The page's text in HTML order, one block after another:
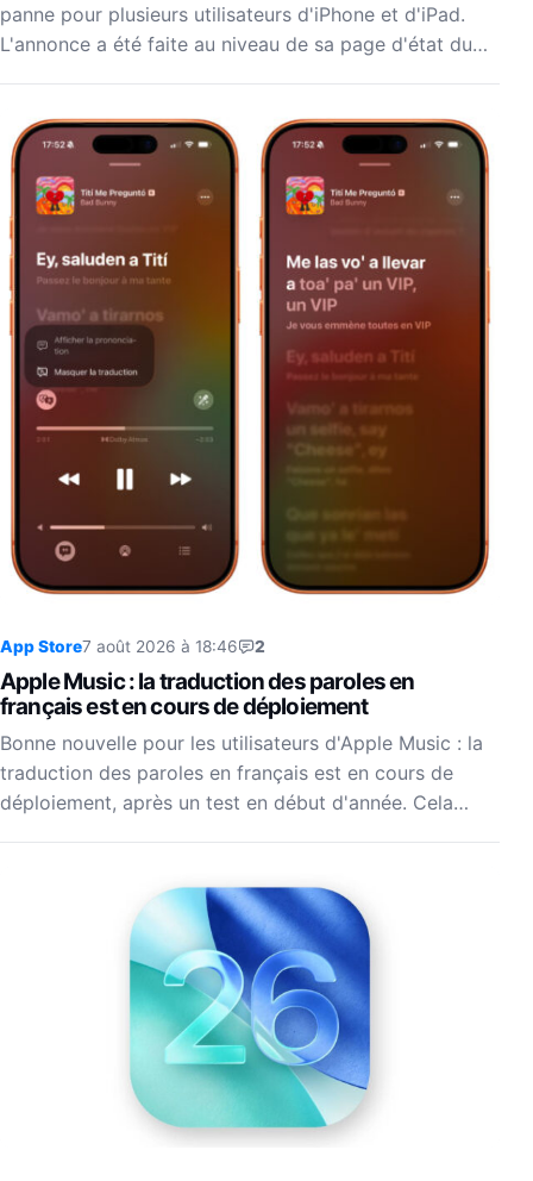
panne pour plusieurs utilisateurs d'iPhone et d'iPad.
L'annonce a été faite au niveau de sa page d'état du…
App Store7 août 2026 à 18:46 2
Apple Music : la traduction des paroles en
français est en cours de déploiement
Bonne nouvelle pour les utilisateurs d'Apple Music : la
traduction des paroles en français est en cours de
déploiement, après un test en début d'année. Cela…